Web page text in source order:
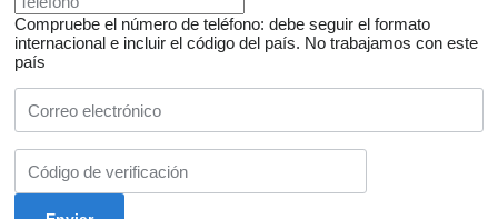
Compruebe el número de teléfono: debe seguir el formato
internacional e incluir el código del país. No trabajamos con este
país